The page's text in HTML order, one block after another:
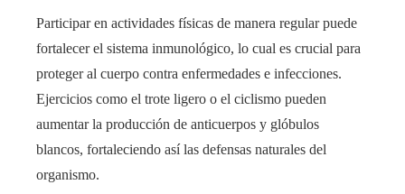
Participar en actividades físicas de manera regular puede
fortalecer el sistema inmunológico, lo cual es crucial para
proteger al cuerpo contra enfermedades e infecciones.
Ejercicios como el trote ligero o el ciclismo pueden
aumentar la producción de anticuerpos y glóbulos
blancos, fortaleciendo así las defensas naturales del
organismo.